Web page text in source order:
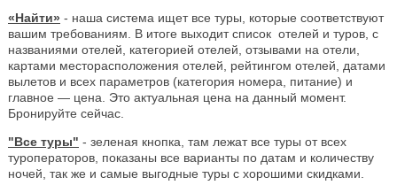
«Найти» - наша система ищет все туры, которые соответствуют
вашим требованиям. В итоге выходит список отелей и туров, с
названиями отелей, категорией отелей, отзывами на отели,
картами месторасположения отелей, рейтингом отелей, датами
вылетов и всех параметров (категория номера, питание) и
главное — цена. Это актуальная цена на данный момент.
Бронируйте сейчас.
"Все туры" - зеленая кнопка, там лежат все туры от всех
туроператоров, показаны все варианты по датам и количеству
ночей, так же и самые выгодные туры с хорошими скидками.